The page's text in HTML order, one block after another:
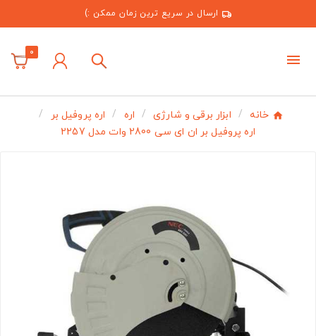
ارسال در سریع ترین زمان ممکن :)
0
خانه ابزار برقی و شارژی اره
اره پروفیل بر
اره پروفیل بر ان ای سی 2800 وات مدل 2257